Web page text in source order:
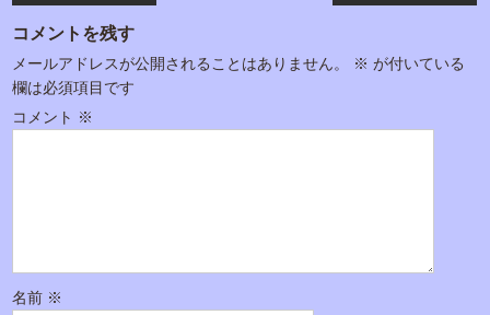
稿
ナ
ビ
ゲ
ー
コメントを残す
メールアドレスが公開されることはありません。 ※ が付いている
欄は必須項目です
コメント ※
名前 ※